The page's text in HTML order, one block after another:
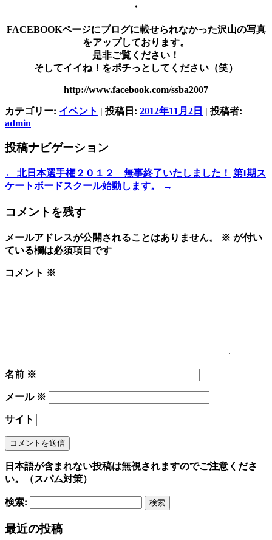
・
FACEBOOKページにブログに載せられなかった沢山の写真
をアップしております。
是非ご覧ください！
そしてイイね！をポチっとしてください（笑）
http://www.facebook.com/ssba2007
カテゴリー: イベント | 投稿日: 2012年11月2日 |投稿者:
admin
投稿ナビゲーション
← 北日本選手権２０１２ 無事終了いたしました！ 第I期ス
ケートボードスクール始動します。
→
コメントを残す
メールアドレスが公開されることはありません。 ※ が付い
ている欄は必須項目です
コメント ※
名前 ※
メール ※
サイト
日本語が含まれない投稿は無視されますのでご注意くださ
い。（スパム対策）
検索:
最近の投稿